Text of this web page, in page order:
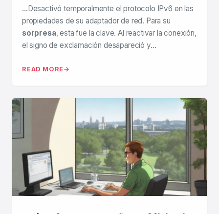
…Desactivó temporalmente el protocolo IPv6 en las
propiedades de su adaptador de red. Para su
sorpresa, esta fue la clave. Al reactivar la conexión,
el signo de exclamación desapareció y…
READ MORE